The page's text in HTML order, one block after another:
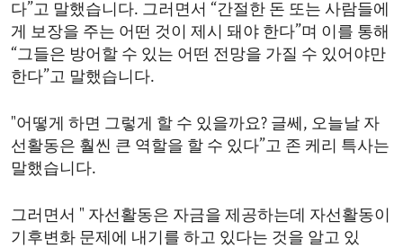
다”고 말했습니다. 그러면서 “간절한 돈 또는 사람들에
게 보장을 주는 어떤 것이 제시 돼야 한다”며 이를 통해
“그들은 방어할 수 있는 어떤 전망을 가질 수 있어야만
한다”고 말했습니다.
"어떻게 하면 그렇게 할 수 있을까요? 글쎄, 오늘날 자
선활동은 훨씬 큰 역할을 할 수 있다”고 존 케리 특사는
말했습니다.
그러면서 " 자선활동은 자금을 제공하는데 자선활동이
기후변화 문제에 내기를 하고 있다는 것을 알고 있